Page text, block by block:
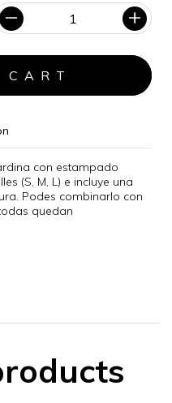
con estampado
(S, M, L) e incluye una
Podes combinarlo con
quedan